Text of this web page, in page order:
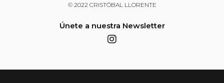
© 2022 CRISTÓBAL LLORENTE
Únete a nuestra Newsletter